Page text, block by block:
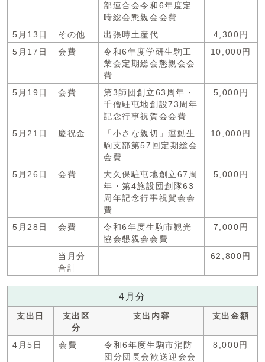
部連合会令和6年度定
時総会懇親会会費
5月13日 その他 出張時土産代
4,300円
5月17日
会費
令和6年度学研生駒工
業会定期総会懇親会会
費
10,000円
5月19日 会費
第3師団創立63周年・
千僧駐屯地創設73周年
記念行事祝賀会会費
5,000円
5月21日 慶祝金
「小さな親切」運動生
駒支部第57回定期総会
会費
10,000円
5月26日 会費
大久保駐屯地創立67周
年・第4施設団創隊63
周年記念行事祝賀会会
費
5,000円
5月28日 会費
令和6年度生駒市観光
協会懇親会会費
7,000円
当月分
合計
62,800円
4月分
支出日
支出区
分
支出内容 支出金額
4月5日 会費
令和6年度生駒市消防
団分団長会歓送迎会会
8,000円